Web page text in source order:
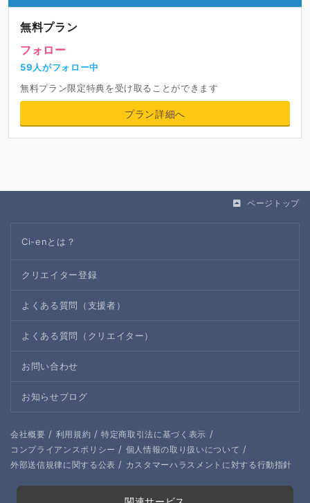
無料プラン
フォロー
59人がフォロー中
無料プラン限定特典を受け取ることができます
プラン詳細へ
ページトップ
Ci-enとは？
クリエイター登録
よくある質問（支援者）
よくある質問（クリエイター）
お問い合わせ
お知らせブログ
会社概要 / 利用規約 / 特定商取引法に基づく表示 /
コンプライアンスポリシー / 個人情報の取り扱いについて /
外部送信規律に関する公表 / カスタマーハラスメントに対する行動指針